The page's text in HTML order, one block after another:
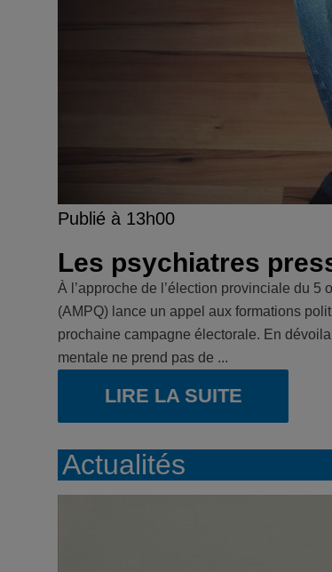
Publié à 13h00
Les psychiatres
À l’approche de l’élection provinciale du
(AMPQ) lance un appel aux formations
prochaine campagne électorale. En
mentale ne prend pas de ...
LIRE LA SUITE
Actualités